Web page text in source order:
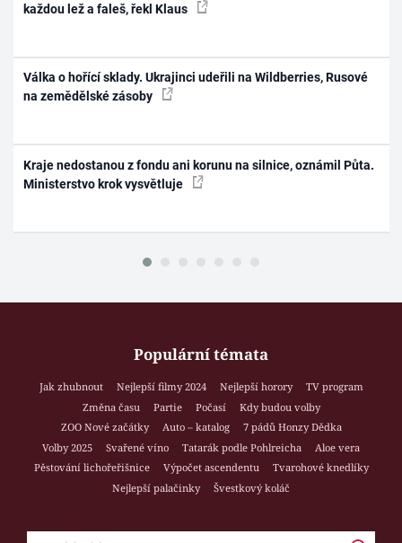
každou lež a faleš, řekl Klaus
Válka o hořící sklady. Ukrajinci udeřili na Wildberries, Rusové
na zemědělské zásoby
Kraje nedostanou z fondu ani korunu na silnice, oznámil Půta.
Ministerstvo krok vysvětluje
Populární témata
Jak zhubnout Nejlepší filmy 2024 Nejlepší horory
TV program
Změna času
Partie Počasí
Kdy budou volby
ZOO Nové začátky
Auto – katalog
7 pádů Honzy Dědka
Volby 2025
Svařené víno Tatarák podle Pohlreicha
Aloe vera
Pěstování lichořeřišnice
Výpočet ascendentu
Tvarohové knedlíky
Nejlepší palačinky
Švestkový koláč